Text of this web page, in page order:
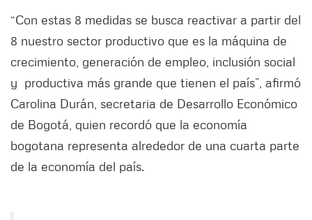
“Con estas 8 medidas se busca reactivar a partir del
8 nuestro sector productivo que es la máquina de
crecimiento, generación de empleo, inclusión social
y productiva más grande que tienen el país”, afirmó
Carolina Durán, secretaria de Desarrollo Económico
de Bogotá, quien recordó que la economía
bogotana representa alrededor de una cuarta parte
de la economía del país.